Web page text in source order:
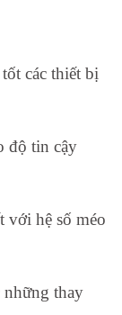
các thiết bị
độ tin cậy
với hệ số méo
những thay